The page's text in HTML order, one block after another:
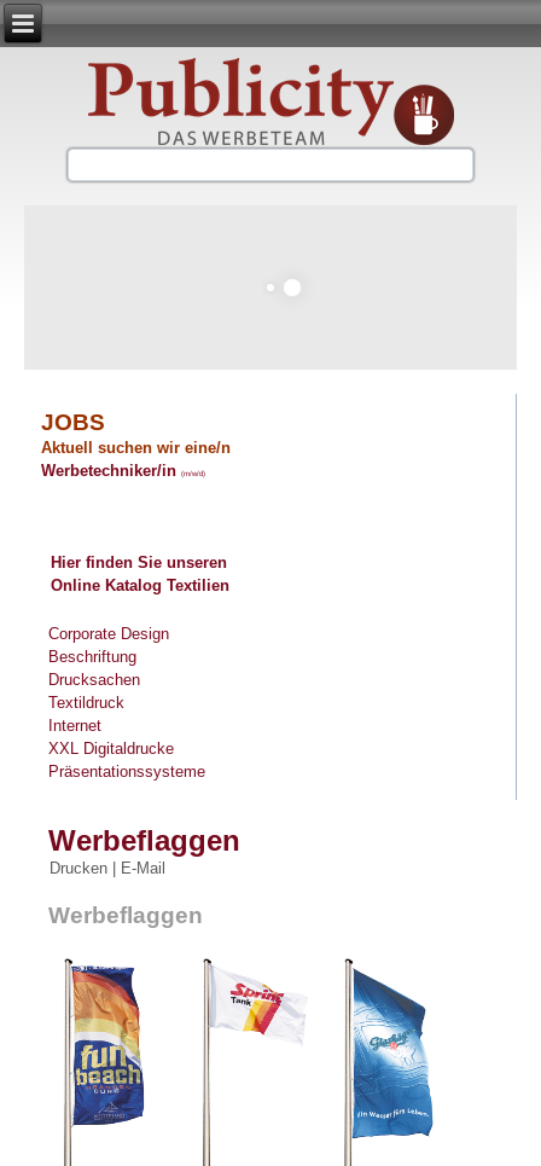
JOBS
Aktuell suchen wir eine/n
Werbetechniker/in(m/w/d)
Hier finden Sie unseren
Online KatalogTextilien
Corporate Design
Beschriftung
Drucksachen
Textildruck
Internet
XXL Digitaldrucke
Präsentationssysteme
Werbeflaggen
Drucken E-Mail
Werbeflaggen